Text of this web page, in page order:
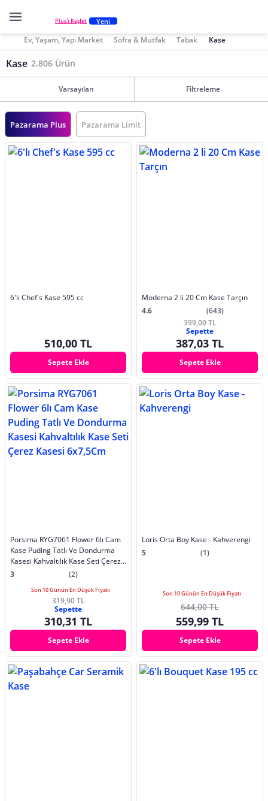
Plus'ı Keşfet Yeni
Ev, Yaşam, Yapı Market Sofra & Mutfak Tabak Kase
Kase 2.806 Ürün
Varsayılan Filtreleme
Pazarama Plus Pazarama Limit
6'lı Chef's Kase 595 cc
510,00 TL
Sepete Ekle
Moderna 2 li 20 Cm Kase Tarçın
4.6
(643)
399,00 TL
Sepette
387,03 TL
Sepete Ekle
Porsima RYG7061 Flower 6lı Cam
Kase Puding Tatlı Ve Dondurma
Kasesi Kahvaltılık Kase Seti Çerez
Kasesi 6x7,5Cm
3 (2)
Son 10 Günün En Düşük Fiyatı
319,90 TL
Sepette
310,31 TL
Sepete Ekle
Loris Orta Boy Kase - Kahverengi
5
(1)
Son 10 Günün En Düşük Fiyatı
644,00 TL
559,99 TL
Sepete Ekle